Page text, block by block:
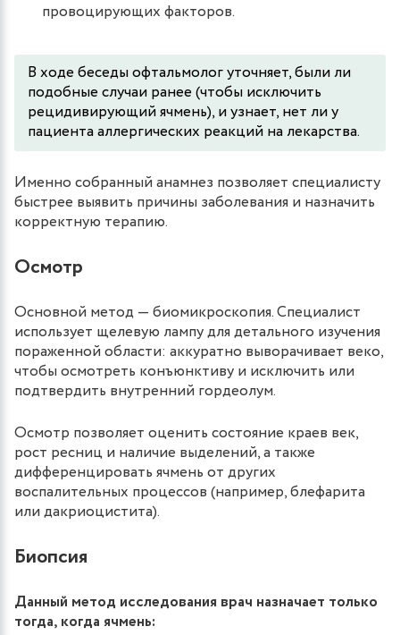
провоцирующих факторов.
В ходе беседы офтальмолог уточняет, были ли
подобные случаи ранее (чтобы исключить
рецидивирующий ячмень), и узнает, нет ли у
пациента аллергических реакций на лекарства.
Именно собранный анамнез позволяет специалисту
быстрее выявить причины заболевания и назначить
корректную терапию.
Осмотр
Основной метод — биомикроскопия. Специалист
использует щелевую лампу для детального изучения
пораженной области: аккуратно выворачивает веко,
чтобы осмотреть конъюнктиву и исключить или
подтвердить внутренний гордеолум.
Осмотр позволяет оценить состояние краев век,
рост ресниц и наличие выделений, а также
дифференцировать ячмень от других
воспалительных процессов (например, блефарита
или дакриоцистита).
Биопсия
Данный метод исследования врач назначает только
тогда, когда ячмень: